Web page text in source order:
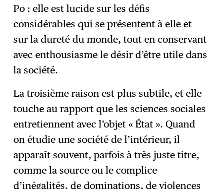
Po : elle est lucide sur les défis
considérables qui se présentent à elle et
sur la dureté du monde, tout en conservant
avec enthousiasme le désir d’être utile dans
la société.
La troisième raison est plus subtile, et elle
touche au rapport que les sciences sociales
entretiennent avec l’objet « État ». Quand
on étudie une société de l’intérieur, il
apparaît souvent, parfois à très juste titre,
comme la source ou le complice
d’inégalités, de dominations, de violences